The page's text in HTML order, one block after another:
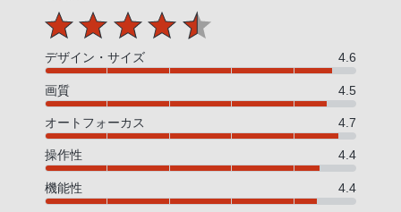
デザイン・サイズ 4.6
画質 4.5
オートフォーカス 4.7
操作性 4.4
機能性 4.4